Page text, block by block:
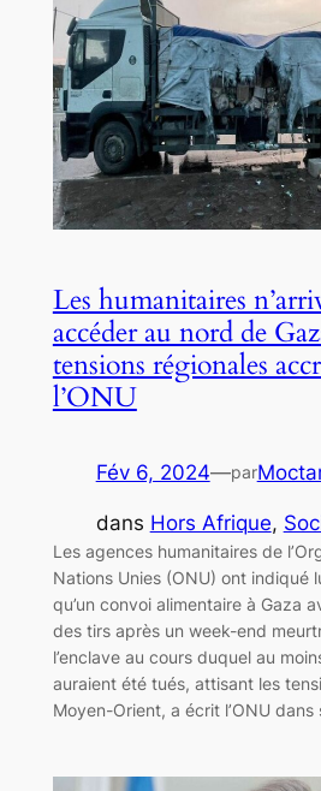
Les humanitaires
accéder au nord de
tensions régionales
l’ONU
Fév 6, 2024—par
dans Hors Afrique,
Les agences humanitaires de
Nations Unies (ONU) ont indiqué
qu’un convoi alimentaire à Gaza
des tirs après un week-end
l’enclave au cours duquel au
auraient été tués, attisant les
Moyen-Orient, a écrit l’ONU